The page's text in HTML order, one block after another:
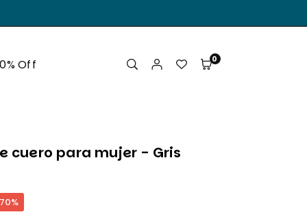
Off 0
cuero para mujer - Gris
%